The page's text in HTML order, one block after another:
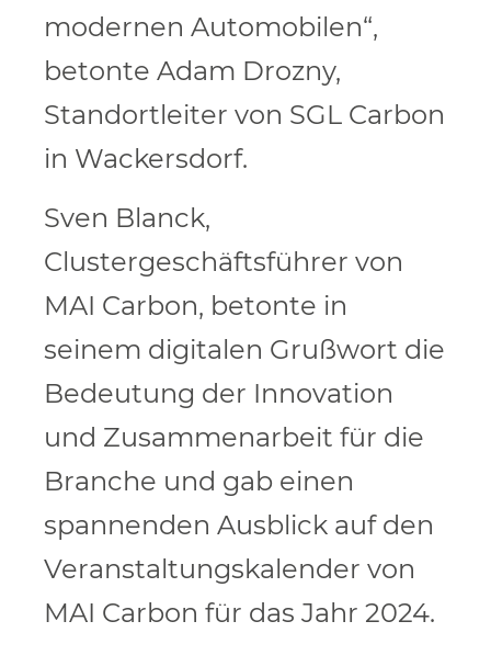
modernen Automobilen“,
betonte Adam Drozny,
Standortleiter von SGL Carbon
in Wackersdorf.
Sven Blanck,
Clustergeschäftsführer von
MAI Carbon, betonte in
seinem digitalen Grußwort die
Bedeutung der Innovation
und Zusammenarbeit für die
Branche und gab einen
spannenden Ausblick auf den
Veranstaltungskalender von
MAI Carbon für das Jahr 2024.